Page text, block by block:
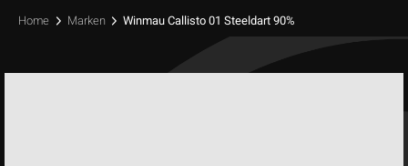
Home Marken Winmau Callisto 01 Steeldart 90%